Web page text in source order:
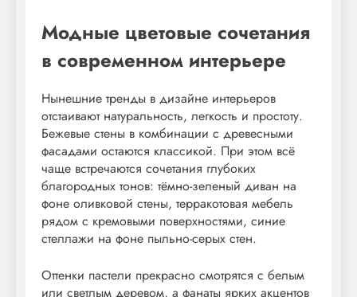
Модные цветовые сочетания
в современном интерьере
Нынешние тренды в дизайне интерьеров
отстаивают натуральность, легкость и простоту.
Бежевые стены в комбинации с древесными
фасадами остаются классикой. При этом всё
чаще встречаются сочетания глубоких
благородных тонов: тёмно-зеленый диван на
фоне оливковой стены, терракотовая мебель
рядом с кремовыми поверхностями, синие
стеллажи на фоне пыльно-серых стен.
Оттенки пастели прекрасно смотрятся с белым
или светлым деревом, а фанаты ярких акцентов